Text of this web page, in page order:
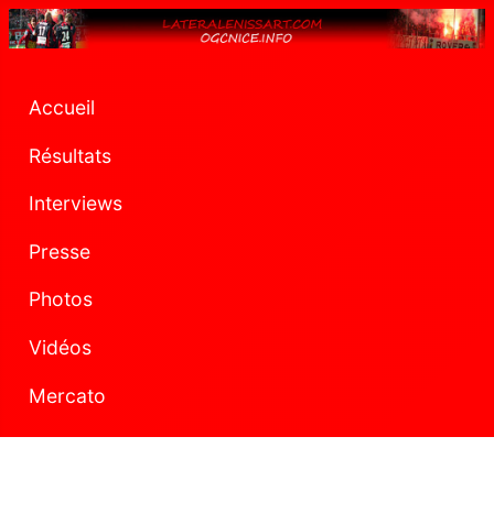
Accueil
Résultats
Interviews
Presse
Photos
Vidéos
Mercato